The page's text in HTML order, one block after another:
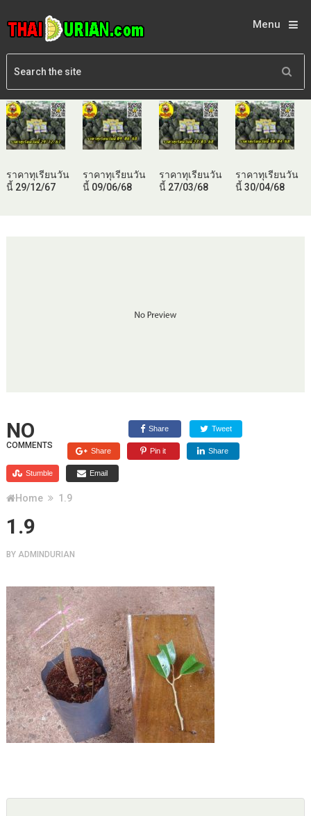
Menu
ราคาทุเรียนวัน
นี้ 29/12/67
ราคาทุเรียนวัน
นี้ 09/06/68
ราคาทุเรียนวัน
นี้ 27/03/68
ราคาทุเรียนวัน
นี้ 30/04/68
NO
COMMENTS
Share Tweet
Share Pin it Share
Stumble Email
Home 1.9
1.9
BY ADMINDURIAN